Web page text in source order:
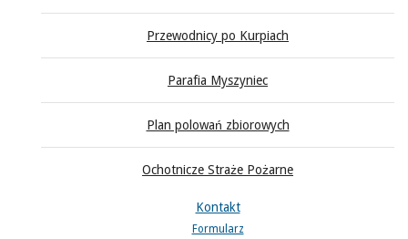
Przewodnicy po Kurpiach
Parafia Myszyniec
Plan polowań zbiorowych
Ochotnicze Straże Pożarne
Kontakt
Formularz